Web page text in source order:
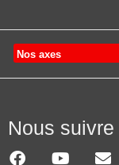
Nos axes
Nous suivre